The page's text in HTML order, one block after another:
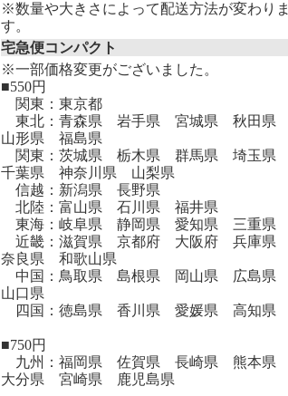
※数量や大きさによって配送方法が変わりま
す。
宅急便コンパクト
※一部価格変更がございました。
■550円
関東：東京都
東北：青森県 岩手県 宮城県 秋田県
山形県 福島県
関東：茨城県 栃木県 群馬県 埼玉県
千葉県 神奈川県 山梨県
信越：新潟県 長野県
北陸：富山県 石川県 福井県
東海：岐阜県 静岡県 愛知県 三重県
近畿：滋賀県 京都府 大阪府 兵庫県
奈良県 和歌山県
中国：鳥取県 島根県 岡山県 広島県
山口県
四国：徳島県 香川県 愛媛県 高知県
■750円
九州：福岡県 佐賀県 長崎県 熊本県
大分県 宮崎県 鹿児島県